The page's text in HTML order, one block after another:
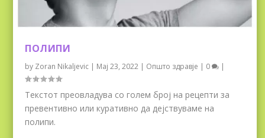
ПОЛИПИ
by Zoran Nikaljevic | Мај 23, 2022 | Општо здравје | 0 |
Текстот преовладува со голем број на рецепти за
превентивно или куративно да дејствуваме на
полипи.